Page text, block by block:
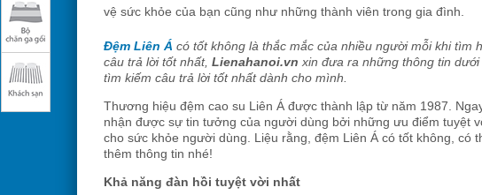
vệ sức khỏe của bạn cũng như những thành viên trong gia đình.
Đệm Liên Á có tốt không là thắc mắc của nhiều người mỗi khi tìm
câu trả lời tốt nhất, Lienahanoi.vn xin đưa ra những thông tin
tìm kiếm câu trả lời tốt nhất dành cho mình.
Thương hiệu đệm cao su Liên Á được thành lập từ năm 1987.
nhận được sự tin tưởng của người dùng bởi những ưu điểm tuyệt
cho sức khỏe người dùng. Liệu rằng, đệm Liên Á có tốt không, có
thêm thông tin nhé!
Khả năng đàn hồi tuyệt vời nhất